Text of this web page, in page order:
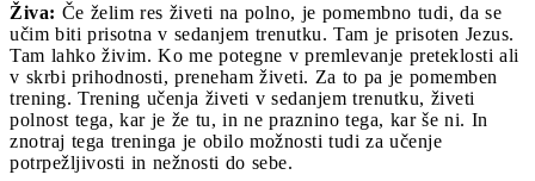
Živa: Če želim res živeti na polno, je pomembno tudi, da se
učim biti prisotna v sedanjem trenutku. Tam je prisoten Jezus.
Tam lahko živim. Ko me potegne v premlevanje preteklosti ali
v skrbi prihodnosti, preneham živeti. Za to pa je pomemben
trening. Trening učenja živeti v sedanjem trenutku, živeti
polnost tega, kar je že tu, in ne praznino tega, kar še ni. In
znotraj tega treninga je obilo možnosti tudi za učenje
potrpežljivosti in nežnosti do sebe.